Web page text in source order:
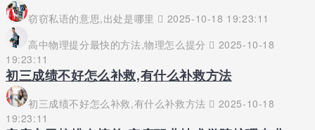
窃窃私语的意思,出处是哪里
2025-10-18 19:23:11
高中物理提分最快的方法,物理怎么提分
2025-10-18
19:23:11
初三成绩不好怎么补救,有什么补救方法
初三成绩不好怎么补救,有什么补救方法
2025-10-18
19:23:11